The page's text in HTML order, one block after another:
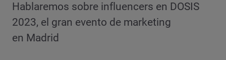
Hablaremos sobre influencers en DOSIS
2023, el gran evento de marketing
en Madrid